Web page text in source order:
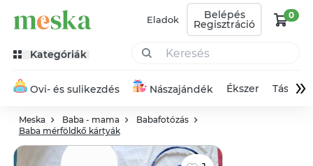
Eladok Belépés
Regisztráció
0
Kategóriák
Ovi- és sulikezdés Nászajándék Ékszer Táska»
Meska Baba - mama
Babafotózás
Baba mérföldkő kártyák